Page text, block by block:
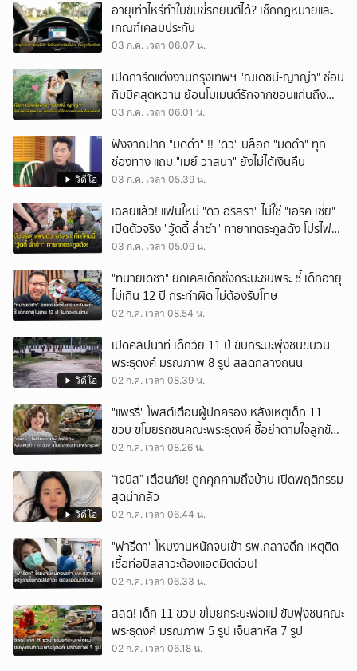
อายุเท่าไหร่ทำใบขับขี่รถยนต์ได้? เช็กกฎหมายและ
เกณฑ์เคลมประกัน
03 ก.ค. เวลา 06.07 น.
เปิดการ์ดแต่งงานกรุงเทพฯ "ณเดชน์-ญาญ่า" ซ่อน
กิมมิคสุดหวาน ย้อนโมเมนต์รักจากขอนแก่นถึง
นอร์เวย์
03 ก.ค. เวลา 06.01 น.
วิดีโอ
ฟังจากปาก "มดดำ" !! "ดิว" บล็อก "มดดำ" ทุก
ช่องทาง แถม "เมย์ วาสนา" ยังไม่ได้เงินคืน
03 ก.ค. เวลา 05.39 น.
เฉลยแล้ว! แฟนใหม่ "ดิว อริสรา" ไม่ใช่ "เอริค เซี่ย"
เปิดตัวจริง "วู้ดดี้ ล่ำซำ" ทายาทตระกูลดัง โปรไฟล์
ไม่ธรรมดา
03 ก.ค. เวลา 05.09 น.
"ทนายเดชา" ยกเคสเด็กซิ่งกระบะชนพระ ชี้ เด็กอายุ
ไม่เกิน 12 ปี กระทำผิด ไม่ต้องรับโทษ
02 ก.ค. เวลา 08.54 น.
วิดีโอ
เปิดคลิปนาที เด็กวัย 11 ปี ขับกระบะพุ่งชนขบวน
พระธุดงค์ มรณภาพ 8 รูป สลดกลางถนน
02 ก.ค. เวลา 08.39 น.
"แพรรี่" โพสต์เตือนผู้ปกครอง หลังเหตุเด็ก 11
ขวบ ขโมยรถชนคณะพระธุดงค์ ชี้อย่าตามใจลูกขับ
รถก่อนวัย
02 ก.ค. เวลา 08.26 น.
วิดีโอ
“เจนิส” เตือนภัย! ถูกคุกคามถึงบ้าน เปิดพฤติกรรม
สุดน่ากลัว
02 ก.ค. เวลา 06.44 น.
"ฟารีดา" โหมงานหนักจนเข้า รพ.กลางดึก เหตุติด
เชื้อท่อปัสสาวะต้องแอดมิตด่วน!
02 ก.ค. เวลา 06.33 น.
สลด! เด็ก 11 ขวบ ขโมยกระบะพ่อแม่ ขับพุ่งชนคณะ
พระธุดงค์ มรณภาพ 5 รูป เจ็บสาหัส 7 รูป
02 ก.ค. เวลา 06.18 น.